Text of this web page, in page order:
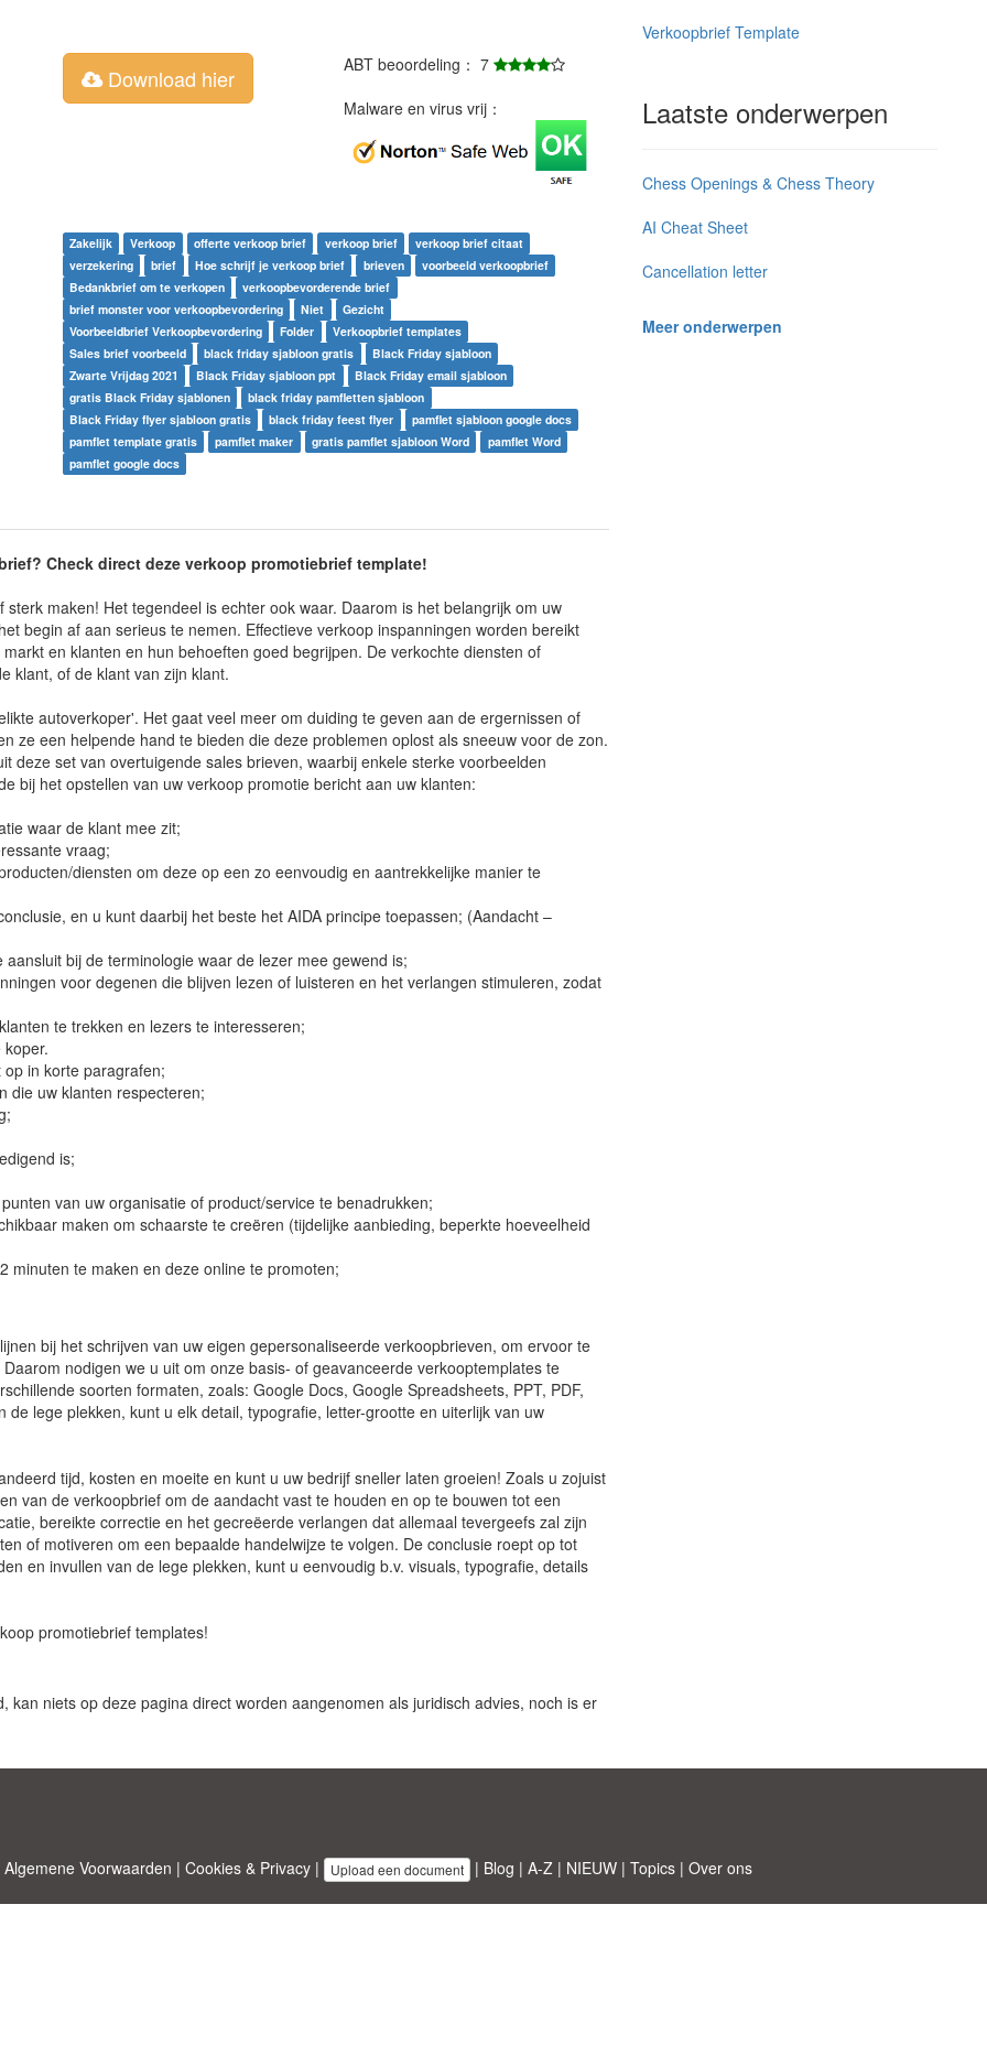
Download hier
ABT beoordeling： 7
Malware en virus vrij：
Zakelijk Verkoop offerte verkoop brief verkoop brief
verkoop brief citaat
verzekering
brief Hoe schrijf je verkoop brief brieven
voorbeeld verkoopbrief
Bedankbrief om te verkopen
verkoopbevorderende brief
brief monster voor verkoopbevordering
Niet
Gezicht
Voorbeeldbrief Verkoopbevordering
Folder
Verkoopbrief templates
Sales brief voorbeeld
black friday sjabloon gratis
Black Friday sjabloon
Zwarte Vrijdag 2021
Black Friday sjabloon ppt
Black Friday email sjabloon
gratis Black Friday sjablonen
black friday pamfletten sjabloon
Black Friday flyer sjabloon gratis
black friday feest flyer
pamflet sjabloon google docs
pamflet template gratis
pamflet maker gratis pamflet sjabloon Word
pamflet Word
pamflet google docs
Check direct deze verkoop promotiebrief template!
maken! Het tegendeel is echter ook waar. Daarom is het belangrijk om uw
begin af aan serieus te nemen. Effectieve verkoop inspanningen worden bereikt
en klanten en hun behoeften goed begrijpen. De verkochte diensten of
klant, of de klant van zijn klant.
autoverkoper'. Het gaat veel meer om duiding te geven aan de ergernissen of
ze een helpende hand te bieden die deze problemen oplost als sneeuw voor de zon.
deze set van overtuigende sales brieven, waarbij enkele sterke voorbeelden
bij het opstellen van uw verkoop promotie bericht aan uw klanten:
waar de klant mee zit;
vraag;
diensten om deze op een zo eenvoudig en aantrekkelijke manier te
en u kunt daarbij het beste het AIDA principe toepassen; (Aandacht –
bij de terminologie waar de lezer mee gewend is;
voor degenen die blijven lezen of luisteren en het verlangen stimuleren, zodat
te trekken en lezers te interesseren;
in korte paragrafen;
die uw klanten respecteren;
is;
van uw organisatie of product/service te benadrukken;
maken om schaarste te creëren (tijdelijke aanbieding, beperkte hoeveelheid
minuten te maken en deze online te promoten;
bij het schrijven van uw eigen gepersonaliseerde verkoopbrieven, om ervoor te
nodigen we u uit om onze basis- of geavanceerde verkooptemplates te
soorten formaten, zoals: Google Docs, Google Spreadsheets, PPT, PDF,
lege plekken, kunt u elk detail, typografie, letter-grootte en uiterlijk van uw
tijd, kosten en moeite en kunt u uw bedrijf sneller laten groeien! Zoals u zojuist
van de verkoopbrief om de aandacht vast te houden en op te bouwen tot een
bereikte correctie en het gecreëerde verlangen dat allemaal tevergeefs zal zijn
of motiveren om een bepaalde handelwijze te volgen. De conclusie roept op tot
en invullen van de lege plekken, kunt u eenvoudig b.v. visuals, typografie, details
promotiebrief templates!
niets op deze pagina direct worden aangenomen als juridisch advies, noch is er
Verkoopbrief Template
Laatste onderwerpen
Chess Openings & Chess Theory
AI Cheat Sheet
Cancellation letter
Meer onderwerpen
Algemene Voorwaarden | Cookies & Privacy| Upload een document | Blog | A-Z| NIEUW| Topics| Over ons